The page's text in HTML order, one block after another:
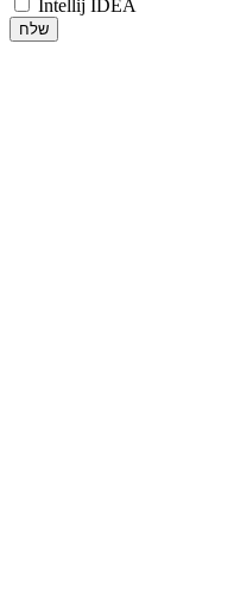
Intellij IDEA